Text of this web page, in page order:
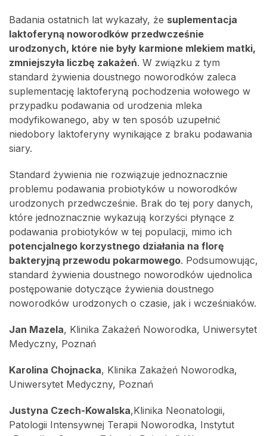
Badania ostatnich lat wykazały, że suplementacja
laktoferyną noworodków przedwcześnie
urodzonych, które nie były karmione mlekiem matki,
zmniejszyła liczbę zakażeń. W związku z tym
standard żywienia doustnego noworodków zaleca
suplementację laktoferyną pochodzenia wołowego w
przypadku podawania od urodzenia mleka
modyfikowanego, aby w ten sposób uzupełnić
niedobory laktoferyny wynikające z braku podawania
siary.
Standard żywienia nie rozwiązuje jednoznacznie
problemu podawania probiotyków u noworodków
urodzonych przedwcześnie. Brak do tej pory danych,
które jednoznacznie wykazują korzyści płynące z
podawania probiotyków w tej populacji, mimo ich
potencjalnego korzystnego działania na florę
bakteryjną przewodu pokarmowego. Podsumowując,
standard żywienia doustnego noworodków ujednolica
postępowanie dotyczące żywienia doustnego
noworodków urodzonych o czasie, jak i wcześniaków.
Jan Mazela, Klinika Zakażeń Noworodka, Uniwersytet
Medyczny, Poznań
Karolina Chojnacka, Klinika Zakażeń Noworodka,
Uniwersytet Medyczny, Poznań
Justyna Czech-Kowalska,Klinika Neonatologii,
Patologii Intensywnej Terapii Noworodka, Instytut